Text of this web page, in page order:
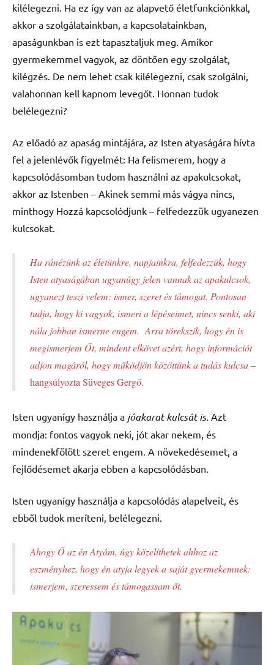
kilélegezni. Ha ez így van az alapvető életfunkciónkkal,
akkor a szolgálatainkban, a kapcsolatainkban,
apaságunkban is ezt tapasztaljuk meg. Amikor
gyermekemmel vagyok, az döntően egy szolgálat,
kilégzés. De nem lehet csak kilélegezni, csak szolgálni,
valahonnan kell kapnom levegőt. Honnan tudok
belélegezni?
Az előadó az apaság mintájára, az Isten atyaságára hívta
fel a jelenlévők figyelmét: Ha felismerem, hogy a
kapcsolódásomban tudom használni az apakulcsokat,
akkor az Istenben – Akinek semmi más vágya nincs,
minthogy Hozzá kapcsolódjunk – felfedezzük ugyanezen
kulcsokat.
Ha ránézünk az életünkre, napjainkra, felfedezzük, hogy
Isten atyaságában ugyanúgy jelen vannak az apakulcsok,
ugyanezt teszi velem: ismer, szeret és támogat. Pontosan
tudja, hogy ki vagyok, ismeri a lépéseimet, nincs senki, aki
nála jobban ismerne engem. Arra törekszik, hogy én is
megismerjem Őt, mindent elkövet azért, hogy információt
adjon magáról, hogy működjön közöttünk a tudás kulcsa–
hangsúlyozta Süveges Gergő.
Isten ugyanígy használja a jóakarat kulcsát is. Azt
mondja: fontos vagyok neki, jót akar nekem, és
mindenekfölött szeret engem. A növekedésemet, a
fejlődésemet akarja ebben a kapcsolódásban.
Isten ugyanígy használja a kapcsolódás alapelveit, és
ebből tudok meríteni, belélegezni.
Ahogy Ő az én Atyám, úgy közelíthetek ahhoz az
eszményhez, hogy én atyja legyek a saját gyermekemnek:
ismerjem, szeressem és támogassam őt.